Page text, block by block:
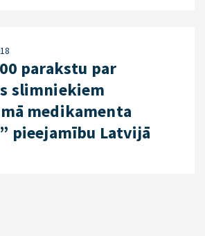
parakstu par
slimniekiem
medikamenta
pieejamību Latvijā